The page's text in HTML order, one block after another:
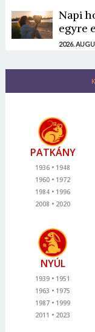
Napi
egyre
2026.
PATKÁNY
1936
1948
1960
1972
1984
1996
2008
2020
NYÚL
1939
1951
1963
1975
1987
1999
2011
2023